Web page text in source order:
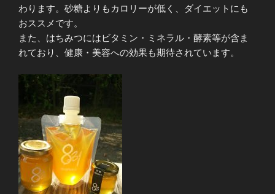
わります。砂糖よりもカロリーが低く、ダイエットにも
おススメです。
また、はちみつにはビタミン・ミネラル・酵素等が含ま
れており、健康・美容への効果も期待されています。